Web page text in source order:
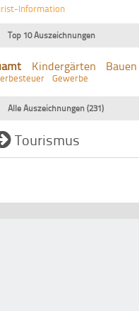
Information
Top 10 Auszeichnungen
Kindergärten Bauen
Gewerbe
Alle Auszeichnungen (231)
Tourismus